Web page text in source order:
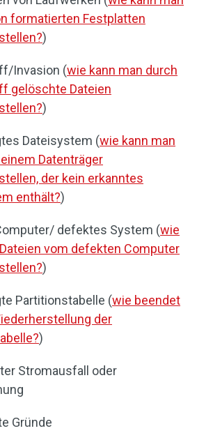
formatierten Festplatten
)
Invasion (wie kann man durch
gelöschte Dateien
)
Dateisystem (wie kann man
Datenträger
der kein erkanntes
enthält?)
defektes System (wie
vom defekten Computer
)
Partitionstabelle (wie beendet
der
)
Stromausfall oder
Gründe